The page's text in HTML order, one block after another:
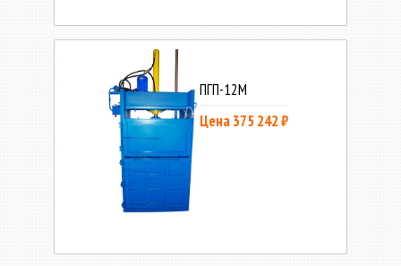
ПГП-12М
Цена 375 242 ₽